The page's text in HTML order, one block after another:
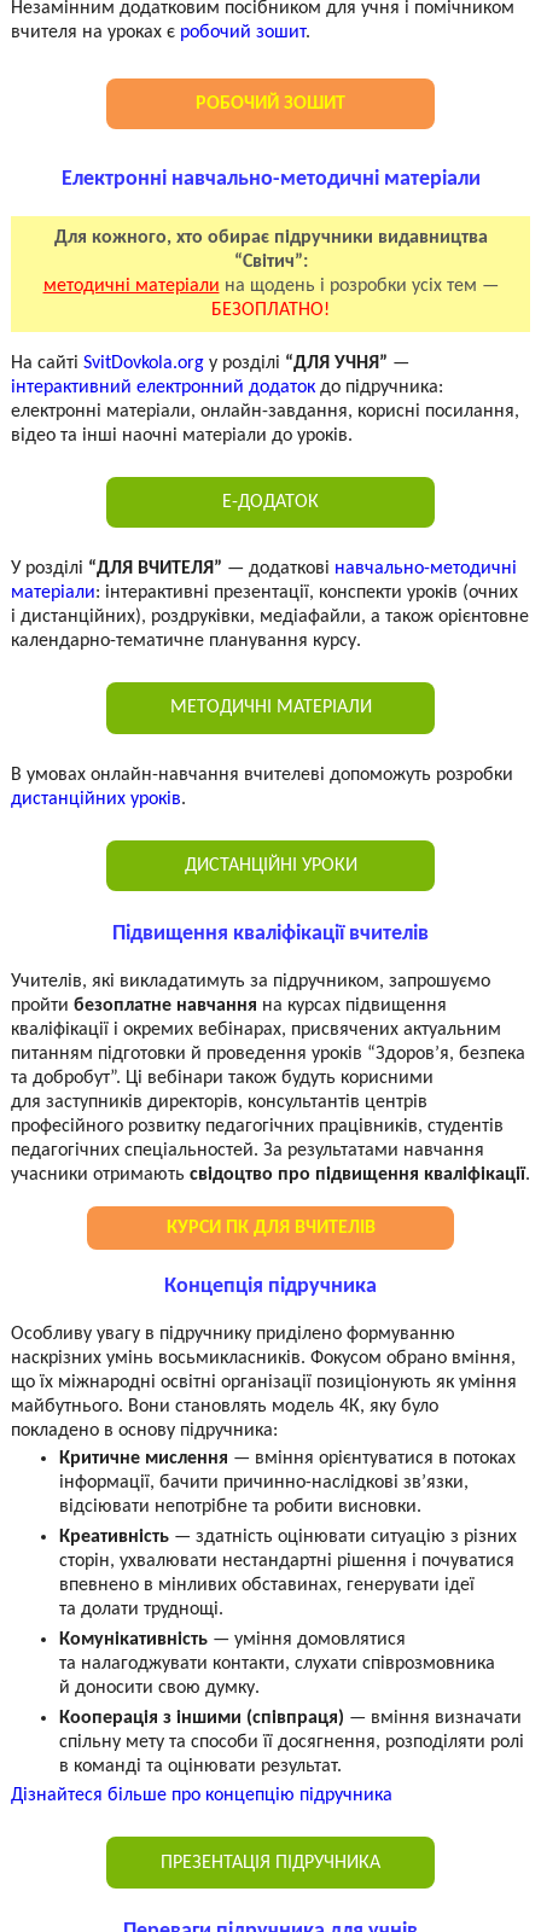
Незамінним додатковим посібником для учня і помічником
вчителя на уроках є робочий зошит.
РОБОЧИЙ ЗОШИТ
Електронні навчально-методичні матеріали
Для кожного, хто обирає підручники видавництва
“Світич”:
методичні матеріали на щодень і розробки усіх тем —
БЕЗОПЛАТНО!
На сайті SvitDovkola.orgу розділі “ДЛЯ УЧНЯ” —
інтерактивний електронний додатокдо підручника:
електронні матеріали, онлайн-завдання, корисні посилання,
відео та інші наочні матеріали до уроків.
Е-ДОДАТОК
У розділі “ДЛЯ ВЧИТЕЛЯ” — додаткові навчально-методичні
матеріали: інтерактивні презентації, конспекти уроків (очних
і дистанційних), роздруківки, медіафайли, а також орієнтовне
календарно-тематичне планування курсу.
МЕТОДИЧНІ МАТЕРІАЛИ
В умовах онлайн-навчання вчителеві допоможуть розробки
дистанційних уроків.
ДИСТАНЦІЙНІ УРОКИ
Підвищення кваліфікації вчителів
Учителів, які викладатимуть за підручником, запрошуємо
пройти безоплатне навчання на курсах підвищення
кваліфікації і окремих вебінарах, присвячених актуальним
питанням підготовки й проведення уроків “Здоров’я, безпека
та добробут”. Ці вебінари також будуть корисними
для заступників директорів, консультантів центрів
професійного розвитку педагогічних працівників, студентів
педагогічних спеціальностей. За результатами навчання
учасники отримають свідоцтво про підвищення кваліфікації.
КУРСИ ПК ДЛЯ ВЧИТЕЛІВ
Концепція підручника
Особливу увагу в підручнику приділено формуванню
наскрізних умінь восьмикласників. Фокусом обрано вміння,
що їх міжнародні освітні організації позиціонують як уміння
майбутнього. Вони становлять модель 4К, яку було
покладено в основу підручника:
Критичне мислення — вміння орієнтуватися в потоках
інформації, бачити причинно-наслідкові зв’язки,
відсіювати непотрібне та робити висновки.
Креативність— здатність оцінювати ситуацію з різних
сторін, ухвалювати нестандартні рішення і почуватися
впевнено в мінливих обставинах, генерувати ідеї
та долати труднощі.
Комунікативність— уміння домовлятися
та налагоджувати контакти, слухати співрозмовника
й доносити свою думку.
Кооперація з іншими (співпраця) — вміння визначати
спільну мету та способи її досягнення, розподіляти ролі
в команді та оцінювати результат.
Дізнайтеся більше про концепцію підручника
ПРЕЗЕНТАЦІЯ ПІДРУЧНИКА